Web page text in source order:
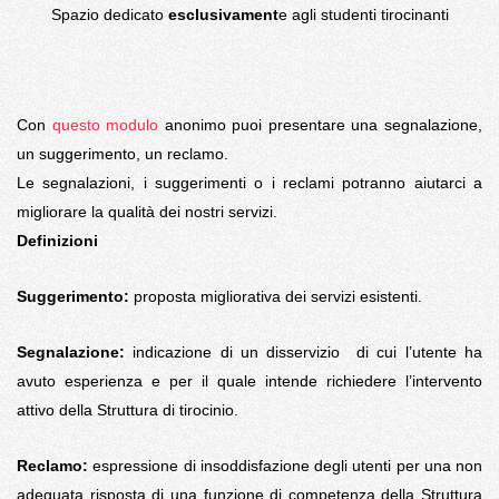
Spazio dedicatoesclusivamente agli studenti tirocinanti
Con questo modulo anonimo puoi presentare una segnalazione,
un suggerimento, un reclamo.
Le segnalazioni, i suggerimenti o i reclami potranno aiutarci a
migliorare la qualità dei nostri servizi.
Definizioni
Suggerimento: proposta migliorativa dei servizi esistenti.
Segnalazione: indicazione di un disservizio di cui l’utente ha
avuto esperienza e per il quale intende richiedere l’intervento
attivo della Struttura di tirocinio.
Reclamo:espressione di insoddisfazione degli utenti per una non
adeguata risposta di una funzione di competenza della Struttura